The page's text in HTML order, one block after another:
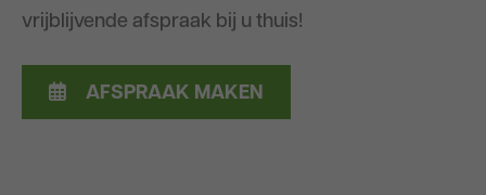
vrijblijvende afspraak bij u thuis!
AFSPRAAK MAKEN